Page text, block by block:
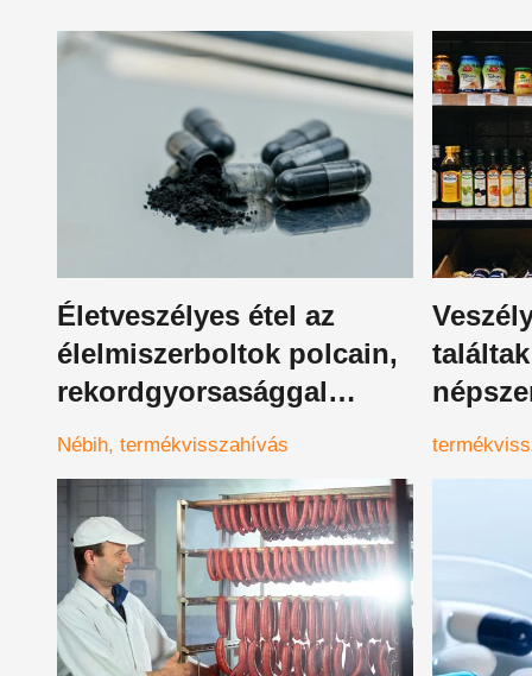
Életveszélyes étel az
élelmiszerboltok polcain,
rekordgyorsasággal
cselekedett a Nébih
Nébih termékvisszahívás